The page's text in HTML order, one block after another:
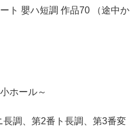
ト 嬰ハ短調 作品70 （途中か
ホール～
長調、第2番ト長調、第3番変